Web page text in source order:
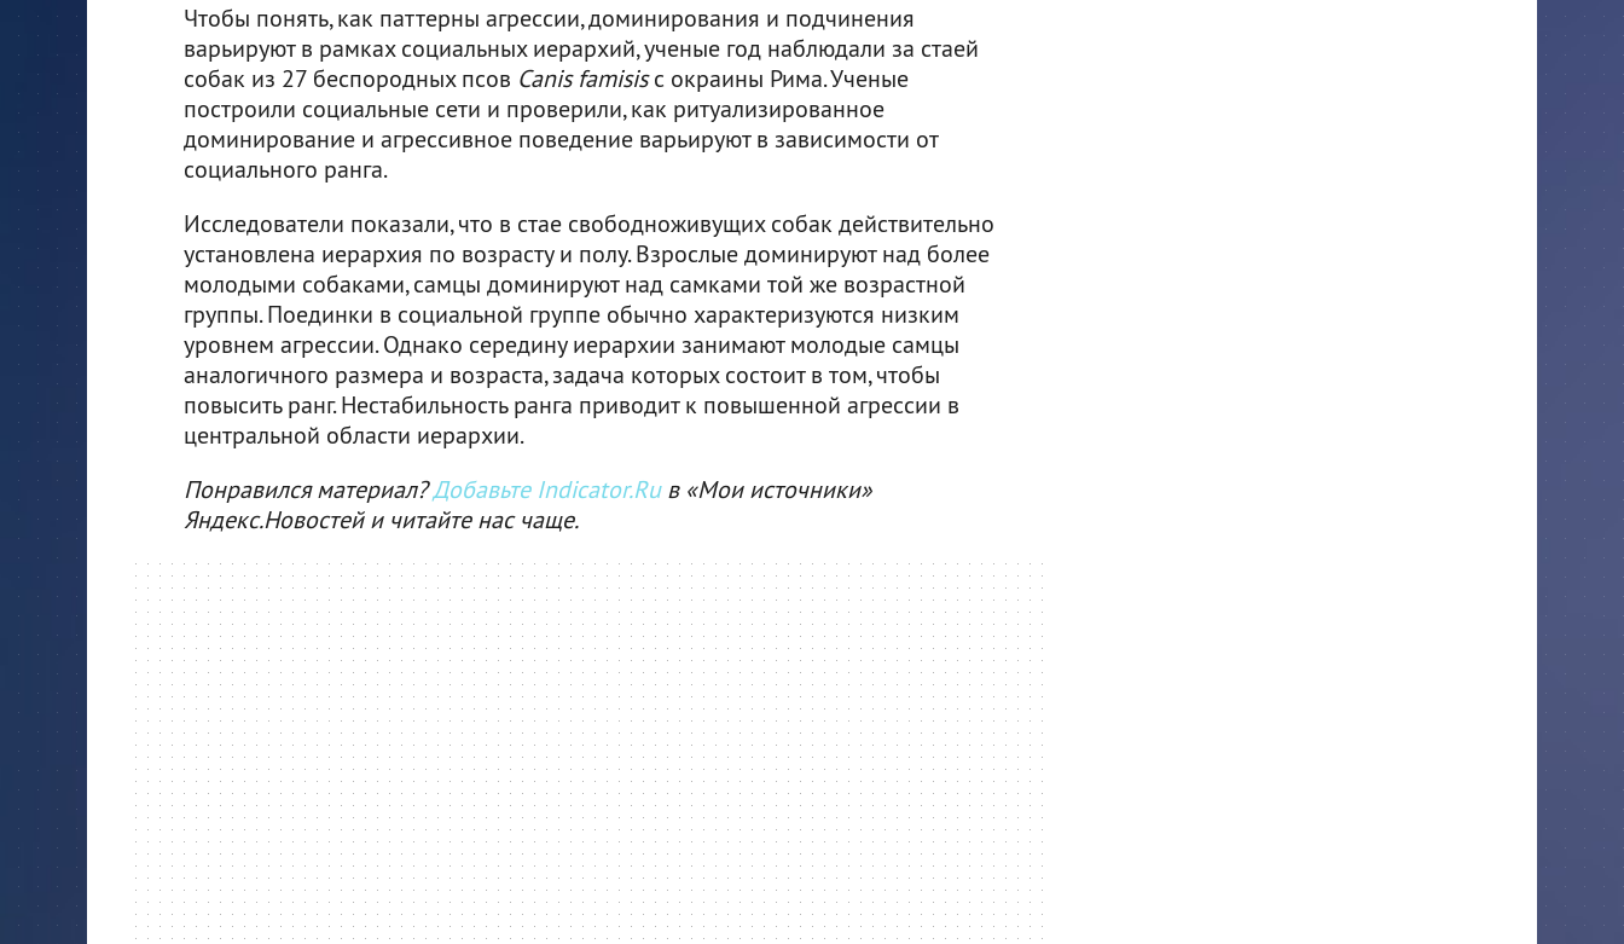
Чтобы понять, как паттерны агрессии, доминирования и подчинения
варьируют в рамках социальных иерархий, ученые год наблюдали за стаей
собак из 27 беспородных псов Canis famisisс окраины Рима. Ученые
построили социальные сети и проверили, как ритуализированное
доминирование и агрессивное поведение варьируют в зависимости от
социального ранга.
Исследователи показали, что в стае свободноживущих собак действительно
установлена иерархия по возрасту и полу. Взрослые доминируют над более
молодыми собаками, самцы доминируют над самками той же возрастной
группы. Поединки в социальной группе обычно характеризуются низким
уровнем агрессии. Однако середину иерархии занимают молодые самцы
аналогичного размера и возраста, задача которых состоит в том, чтобы
повысить ранг. Нестабильность ранга приводит к повышенной агрессии в
центральной области иерархии.
Понравился материал?Добавьте Indicator.Ruв «Мои источники»
Яндекс.Новостей и читайте нас чаще.